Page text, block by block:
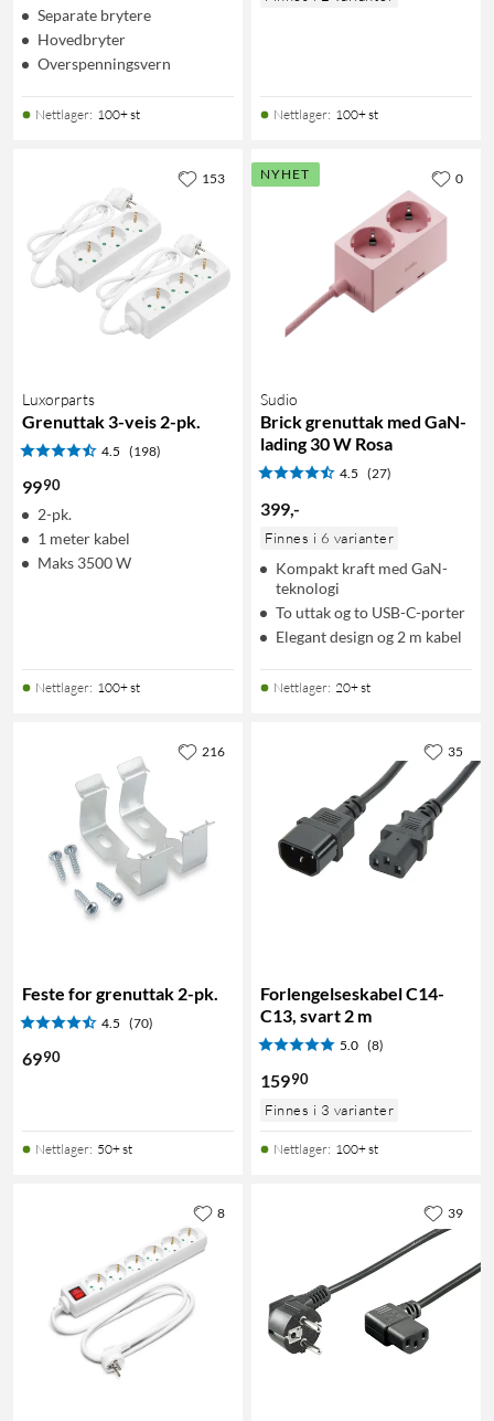
Separate brytere
Hovedbryter
Overspenningsvern
Nettlager: 100+ st Nettlager: 100+ st
Luxorparts
Grenuttak 3-veis 2-pk.
4.5 (198)
9990
2-pk.
1 meter kabel
Maks 3500 W
Nettlager: 100+ st
153 NYHET
Sudio
Brick grenuttak med GaN-
lading 30 W Rosa
4.5 (27)
399,-
Finnes i 6 varianter
Kompakt kraft med GaN-
teknologi
To uttak og to USB-C-porter
Elegant design og 2 m kabel
Nettlager: 20+ st
0
Feste for grenuttak 2-pk.
4.5 (70)
6990
Nettlager: 50+ st
216
Forlengelseskabel C14-
C13, svart 2 m
5.0 (8)
15990
Finnes i 3 varianter
Nettlager: 100+ st
35
8 39